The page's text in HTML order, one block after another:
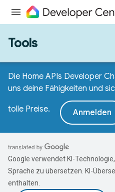
Tools
Die Home APIs Developer
uns deine Fähigkeiten und
tolle Preise. Anmelden
Google verwendet KI-
Sprache zu übersetzen. KI-
enthalten.